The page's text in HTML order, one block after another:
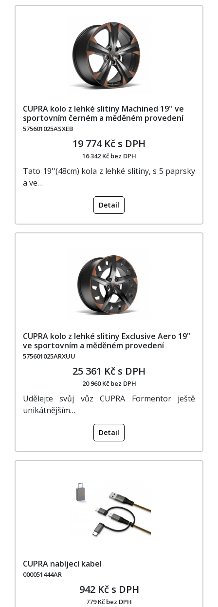
CUPRA kolo z lehké slitiny Machined 19'' ve
sportovním černém a měděném provedení
575601025ASXEB
19 774 Kč s DPH
16 342 Kč bez DPH
Tato 19''(48cm) kola z lehké slitiny, s 5 paprsky
a ve…
Detail
CUPRA kolo z lehké slitiny Exclusive Aero 19''
ve sportovním a měděném provedení
575601025ARXUU
25 361 Kč s DPH
20 960 Kč bez DPH
Udělejte svůj vůz CUPRA Formentor ještě
unikátnějším…
Detail
CUPRA nabíjecí kabel
000051444AR
942 Kč s DPH
779 Kč bez DPH